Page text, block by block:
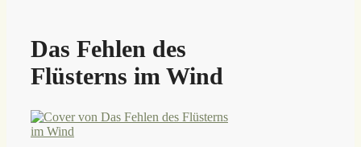
Das Fehlen des
Flüsterns im Wind